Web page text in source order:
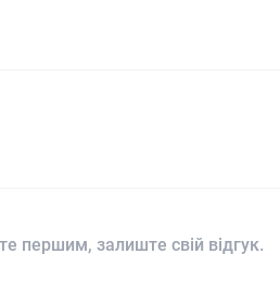
першим, залиште свій відгук.